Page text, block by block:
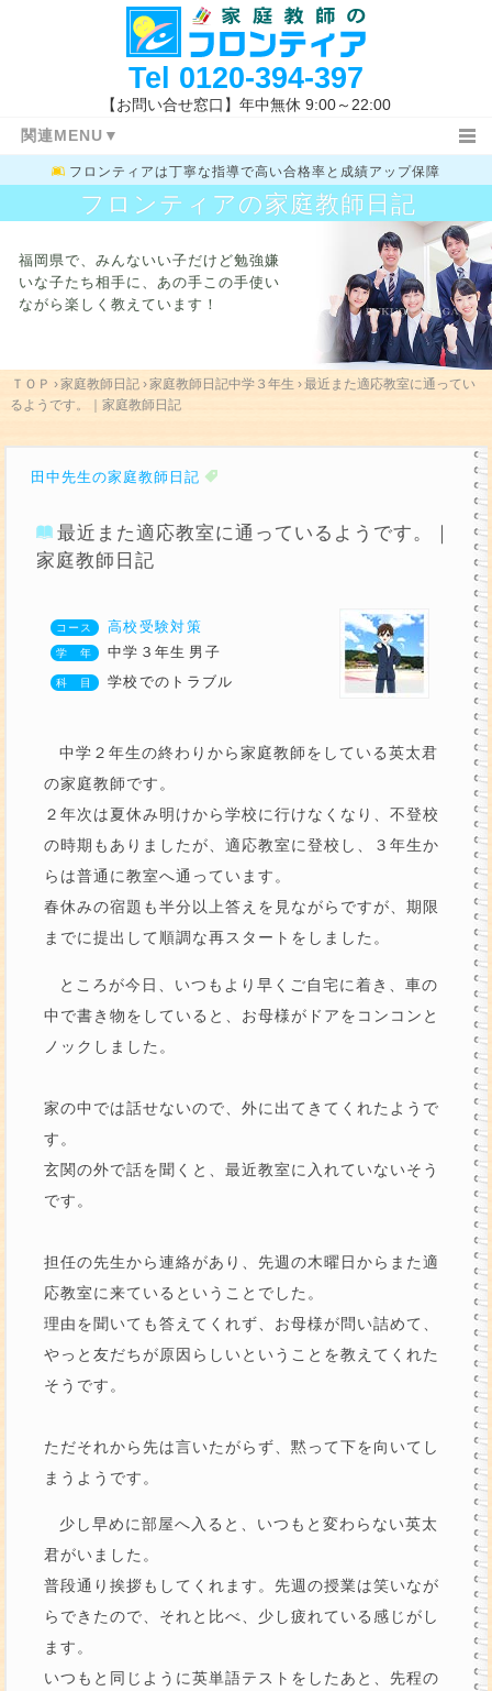
Tel 0120-394-397
【お問い合せ窓口】年中無休 9:00～22:00
関連MENU▼
ＴＯＰ 日記ＴＯＰ 小学生
中学１・２年生 高校生 教務室
指導報告書
家庭教師体験記 指導地域 キャンペーン情報
料金システム 授業開始の流れ
指導体制
指導内容 入試新着情報 福岡県の高校入試
学校一覧
フロンティアは丁寧な指導で高い合格率と成績アップ保障
フロンティアの家庭教師日記
福岡県で、みんないい子だけど勉強嫌
いな子たち相手に、 あの手この手使い
ながら楽しく教えています！
ＴＯＰ ›家庭教師日記›家庭教師日記中学３年生 ›最近また適応教室に通ってい
るようです。｜家庭教師日記
田中先生の家庭教師日記
最近また適応教室に通っているようです。｜
家庭教師日記
高校受験対策
中学３年生 男子
学校でのトラブル
中学２年生の終わりから家庭教師をしている英太君
の家庭教師です。
２年次は夏休み明けから学校に行けなくなり、不登校
の時期もありましたが、適応教室に登校し、３年生か
らは普通に教室へ通っています。
春休みの宿題も半分以上答えを見ながらですが、期限
までに提出して順調な再スタートをしました。
ところが今日、いつもより早くご自宅に着き、車の
中で書き物をしていると、お母様がドアをコンコンと
ノックしました。
家の中では話せないので、外に出てきてくれたようで
す。
玄関の外で話を聞くと、最近教室に入れていないそう
です。
担任の先生から連絡があり、先週の木曜日からまた適
応教室に来ているということでした。
理由を聞いても答えてくれず、お母様が問い詰めて、
やっと友だちが原因らしいということを教えてくれた
そうです。
ただそれから先は言いたがらず、黙って下を向いてし
まうようです。
少し早めに部屋へ入ると、いつもと変わらない英太
君がいました。
普段通り挨拶もしてくれます。先週の授業は笑いなが
らできたので、それと比べ、少し疲れている感じがし
ます。
いつもと同じように英単語テストをしたあと、先程の